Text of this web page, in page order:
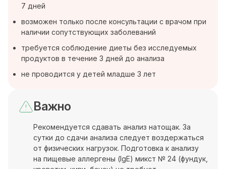
7 дней
возможен только после консультации с врачом при
наличии сопутствующих заболеваний
требуется соблюдение диеты без исследуемых
продуктов в течение 3 дней до анализа
не проводится у детей младше 3 лет
Важно
Рекомендуется сдавать анализ натощак. За
сутки до сдачи анализа следует воздержаться
от физических нагрузок. Подготовка к анализу
на пищевые аллергены (IgE) микст № 24 (фундук,